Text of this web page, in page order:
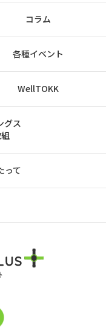
コラム
各種イベント
WellTOKK
グス
って